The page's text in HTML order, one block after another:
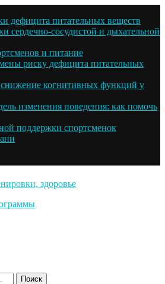
дефицита питательных веществ
сердечно-сосудистой и дыхательной
и питание
риску дефицита питательных
когнитивных функций у
изменения поведения: как помочь
поддержки спортсменок
Поиск